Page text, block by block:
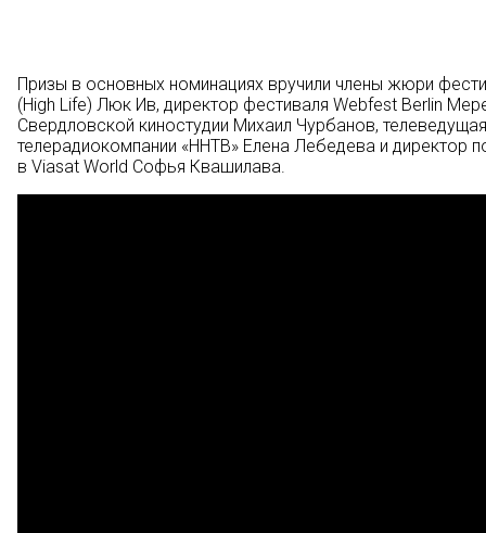
Призы в основных номинациях вручили члены жюри
(High Life) Люк Ив, директор фестиваля Webfest Berlin
Свердловской киностудии Михаил Чурбанов,
телерадиокомпании «ННТВ» Елена Лебедева и директор
в Viasat World Софья Квашилава.